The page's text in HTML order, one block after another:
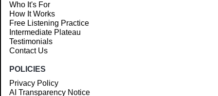
Who It's For
How It Works
Free Listening Practice
Intermediate Plateau
Testimonials
Contact Us
POLICIES
Privacy Policy
AI Transparency Notice